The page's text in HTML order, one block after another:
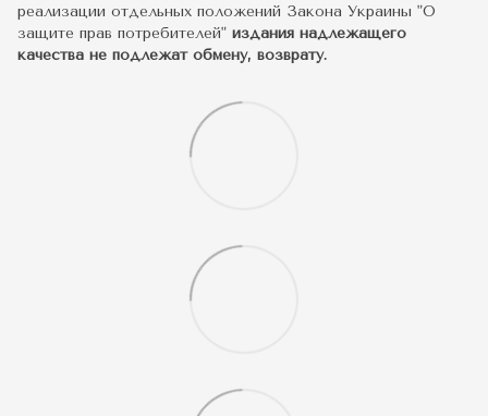
реализации отдельных положений Закона Украины "О
защите прав потребителей" издания надлежащего
качества не подлежат обмену, возврату.